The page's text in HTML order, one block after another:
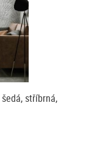
stříbrná,